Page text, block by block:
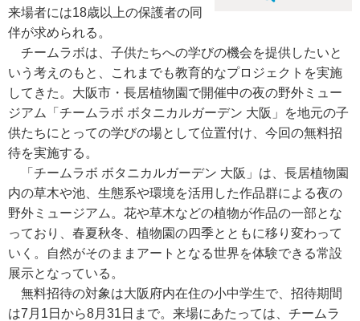
来場者には18歳以上の保護者の同
伴が求められる。
チームラボは、子供たちへの学びの機会を提供したいと
いう考えのもと、これまでも教育的なプロジェクトを実施
してきた。大阪市・長居植物園で開催中の夜の野外ミュー
ジアム「チームラボ ボタニカルガーデン 大阪」を地元の子
供たちにとっての学びの場として位置付け、今回の無料招
待を実施する。
「チームラボ ボタニカルガーデン 大阪」は、長居植物園
内の草木や池、生態系や環境を活用した作品群による夜の
野外ミュージアム。花や草木などの植物が作品の一部とな
っており、春夏秋冬、植物園の四季とともに移り変わって
いく。自然がそのままアートとなる世界を体験できる常設
展示となっている。
無料招待の対象は大阪府内在住の小中学生で、招待期間
は7月1日から8月31日まで。来場にあたっては、チームラ